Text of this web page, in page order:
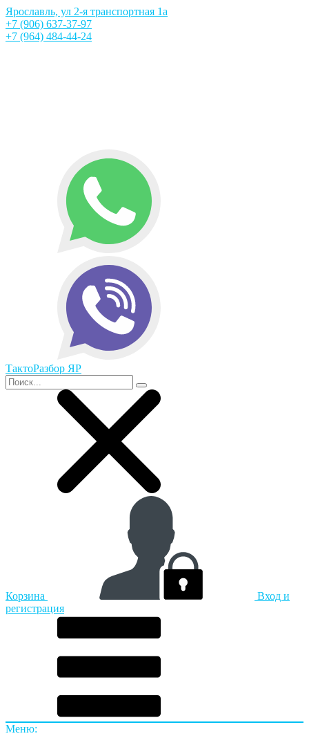
Ярославль, ул 2-я транспортная 1а
+7 (906) 637-37-97
+7 (964) 484-44-24
ТактоРазбор ЯР
Корзина
Вход и
регистрация
Меню: